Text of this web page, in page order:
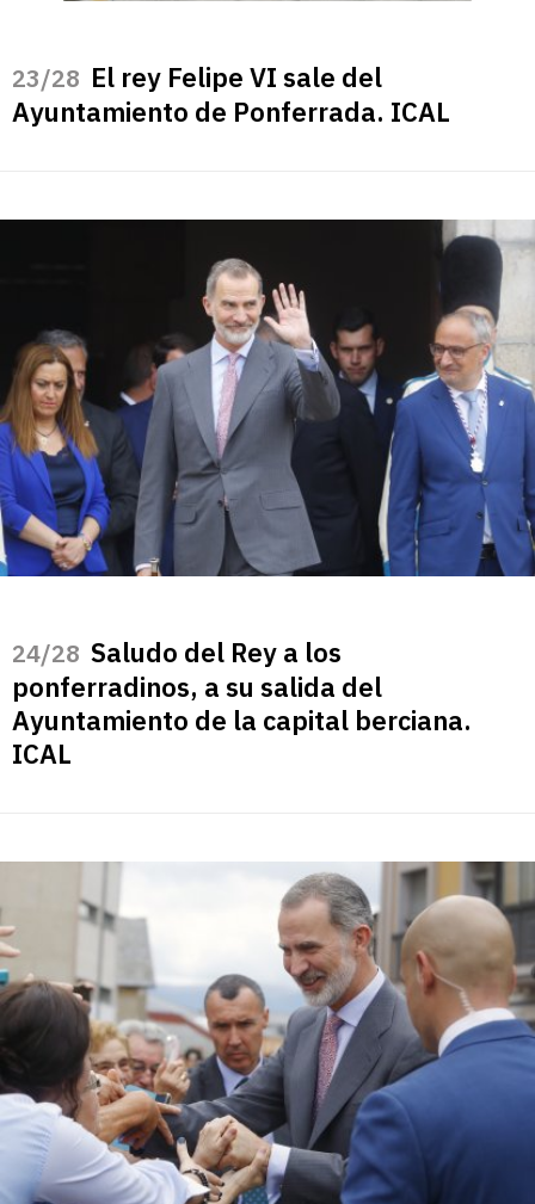
/28 El rey Felipe VI sale del
Ayuntamiento de Ponferrada. ICAL
/28 Saludo del Rey a los
ponferradinos, a su salida del
Ayuntamiento de la capital berciana.
ICAL